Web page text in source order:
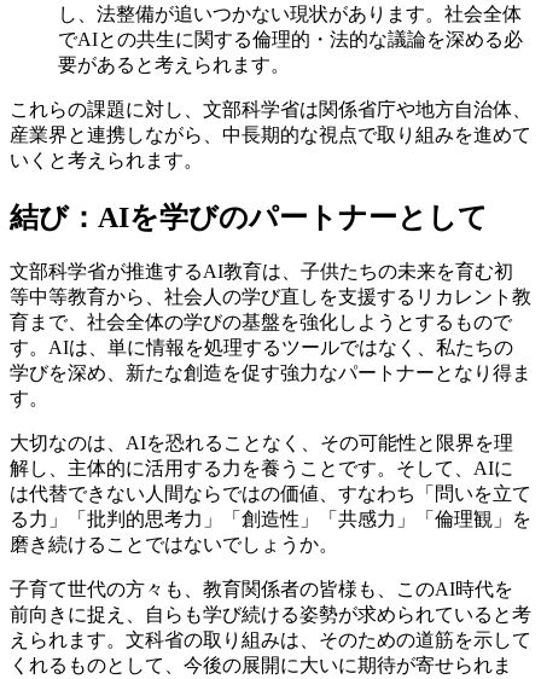
し、法整備が追いつかない現状があります。社会全体
でAIとの共生に関する倫理的・法的な議論を深める必
要があると考えられます。
これらの課題に対し、文部科学省は関係省庁や地方自治体、
産業界と連携しながら、中長期的な視点で取り組みを進めて
いくと考えられます。
結び：AIを学びのパートナーとして
文部科学省が推進するAI教育は、子供たちの未来を育む初
等中等教育から、社会人の学び直しを支援するリカレント教
育まで、社会全体の学びの基盤を強化しようとするもので
す。AIは、単に情報を処理するツールではなく、私たちの
学びを深め、新たな創造を促す強力なパートナーとなり得ま
す。
大切なのは、AIを恐れることなく、その可能性と限界を理
解し、主体的に活用する力を養うことです。そして、AIに
は代替できない人間ならではの価値、すなわち「問いを立て
る力」「批判的思考力」「創造性」「共感力」「倫理観」を
磨き続けることではないでしょうか。
子育て世代の方々も、教育関係者の皆様も、このAI時代を
前向きに捉え、自らも学び続ける姿勢が求められていると考
えられます。文科省の取り組みは、そのための道筋を示して
くれるものとして、今後の展開に大いに期待が寄せられま